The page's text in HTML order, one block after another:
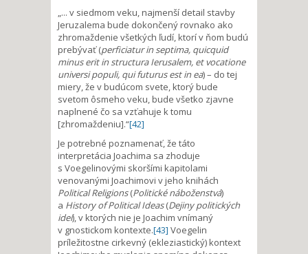
„... v siedmom veku, najmenší detail stavby
Jeruzalema bude dokončený rovnako ako
zhromaždenie všetkých ľudí, ktorí v ňom budú
prebývať (perficiatur in septima, quicquid
minus erit in structura Ierusalem, et vocatione
universi populi, qui futurus est in ea) – do tej
miery, že v budúcom svete, ktorý bude
svetom ôsmeho veku, bude všetko zjavne
naplnené čo sa vzťahuje k tomu
[zhromaždeniu].“[42]
Je potrebné poznamenať, že táto
interpretácia Joachima sa zhoduje
s Voegelinovými skoršími kapitolami
venovanými Joachimovi v jeho knihách
Political Religions(Politické náboženstvá)
a History of Political Ideas(Dejiny politických
ideí), v ktorých nie je Joachim vnímaný
v gnostickom kontexte.[43] Voegelin
príležitostne cirkevný (ekleziastický) kontext